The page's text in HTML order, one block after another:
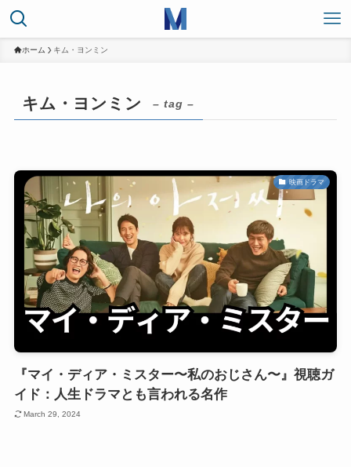
ホーム キム・ヨンミン
キム・ヨンミン – tag –
映画ドラマ
『マイ・ディア・ミスター〜私のおじさん〜』視聴ガ
イド：人生ドラマとも言われる名作
March 29, 2024